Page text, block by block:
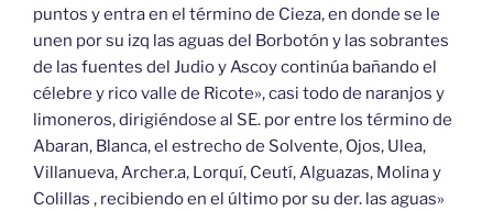
puntos y entra en el término de Cieza, en donde se le
unen por su izq las aguas del Borbotón y las sobrantes
de las fuentes del Judio y Ascoy continúa bañando el
célebre y rico valle de Ricote», casi todo de naranjos y
limoneros, dirigiéndose al SE. por entre los término de
Abaran, Blanca, el estrecho de Solvente, Ojos, Ulea,
Villanueva, Archer.a, Lorquí, Ceutí, Alguazas, Molina y
Colillas , recibiendo en el último por su der. las aguas»